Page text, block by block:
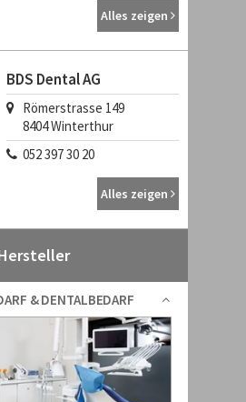
Alles zeigen
BDS Dental AG
Römerstrasse 149
8404Winterthur
052 397 30 20
Alles zeigen
& DENTALBEDARF